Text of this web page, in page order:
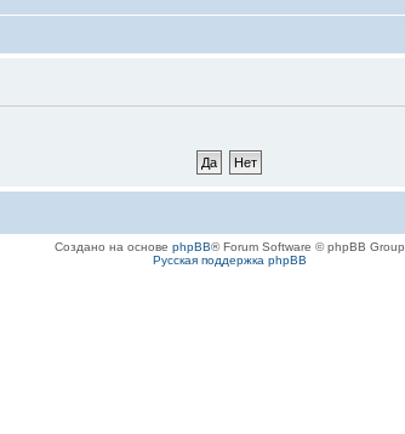
Создано на основе phpBB® Forum Software © phpBB Group
Русская поддержка phpBB